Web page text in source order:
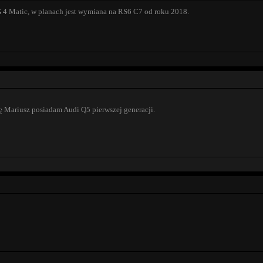
Matic, w planach jest wymiana na RS6 C7 od roku 2018.
posiadam Audi Q5 pierwszej generacji.